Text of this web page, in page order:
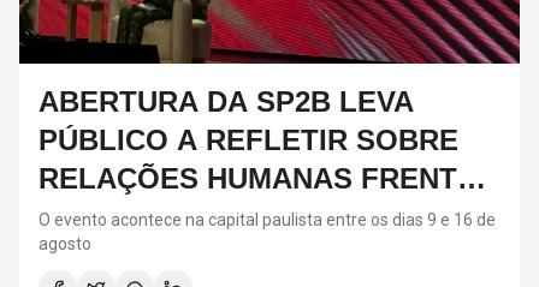
ABERTURA DA SP2B LEVA
PÚBLICO A REFLETIR SOBRE
RELAÇÕES HUMANAS FRENTE
AO CRESCIMENTO DA IA;
CONFIRA
O evento acontece na capital paulista entre os dias 9 e 16 de
agosto